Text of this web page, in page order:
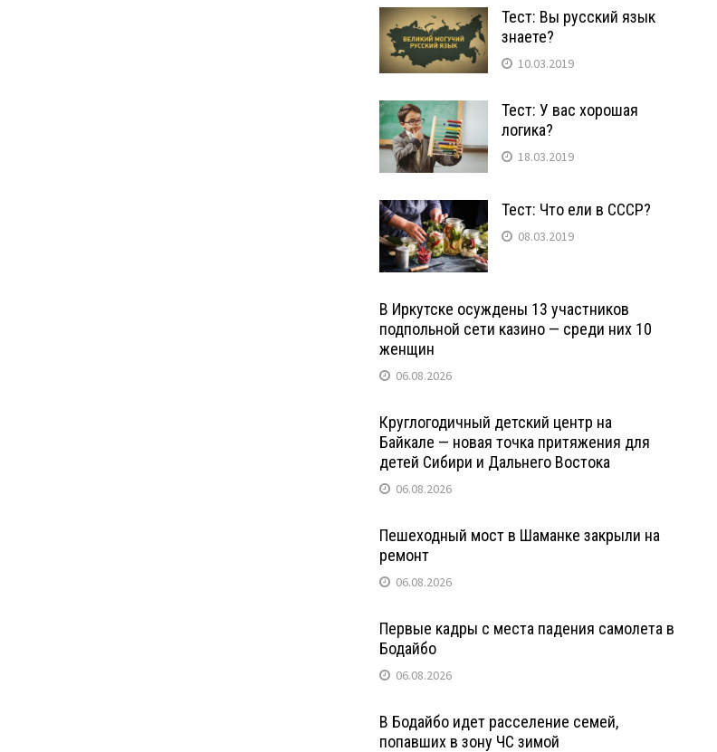
Тест: Вы русский язык
знаете?
10.03.2019
Тест: У вас хорошая
логика?
18.03.2019
Тест: Что ели в СССР?
08.03.2019
В Иркутске осуждены 13 участников
подпольной сети казино — среди них 10
женщин
06.08.2026
Круглогодичный детский центр на
Байкале — новая точка притяжения для
детей Сибири и Дальнего Востока
06.08.2026
Пешеходный мост в Шаманке закрыли на
ремонт
06.08.2026
Первые кадры с места падения самолета в
Бодайбо
06.08.2026
В Бодайбо идет расселение семей,
попавших в зону ЧС зимой